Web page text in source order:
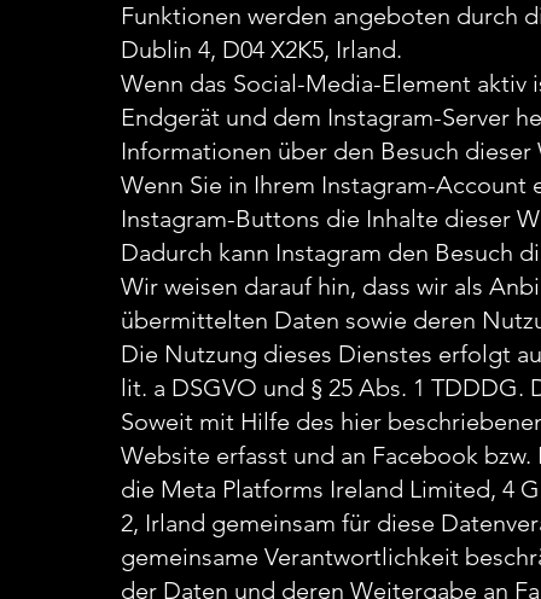
Funktionen werden angeboten durch
Dublin 4, D04 X2K5, Irland.
Wenn das Social-Media-Element
Endgerät und dem Instagram-Server
Informationen über den Besuch dieser
Wenn Sie in Ihrem Instagram-
Instagram-Buttons die Inhalte dieser
Dadurch kann Instagram den Besuch
Wir weisen darauf hin, dass wir als
übermittelten Daten sowie deren
Die Nutzung dieses Dienstes erfolgt
lit. a DSGVO und § 25 Abs. 1
Soweit mit Hilfe des hier
Website erfasst und an Facebook
die Meta Platforms Ireland Limited, 4
2, Irland gemeinsam für diese
gemeinsame Verantwortlichkeit
der Daten und deren Weitergabe an